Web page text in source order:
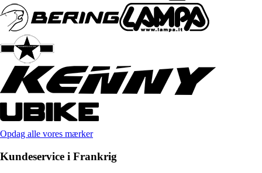
Opdag alle vores mærker
Kundeservice i Frankrig